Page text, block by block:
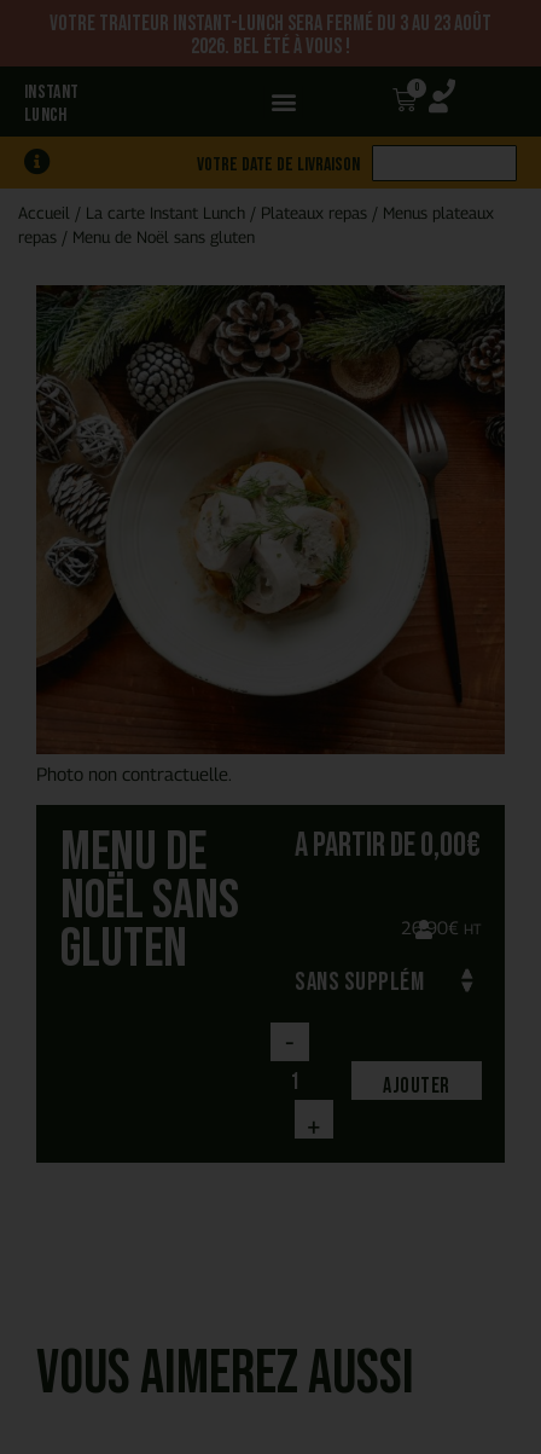
Votre traiteur Instant-Lunch sera fermé du 3 au 23 août
2026. Bel été à vous !
INSTANT
LUNCH
0
Votre date de livraison
Accueil / La carte Instant Lunch / Plateaux repas / Menus plateaux
repas / Menu de Noël sans gluten
Photo non contractuelle.
Menu de
Noël sans
gluten
A partir de0,00€
26,90€ HT
-
+
Ajouter
Vous aimerez aussi